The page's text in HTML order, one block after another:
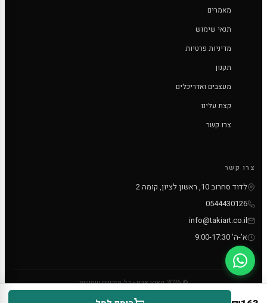
מאמרים
תנאי שימוש
מדיניות פרטיות
תקנון
מעצבים ואדריכלים
קצת עלינו
צרו קשר
צרו קשר
לדוד סחרוב 10, ראשון לציון, קומה 2
0544430126
info@takiart.co.il
א'-ה' 9:00-17:30
© 2026 טאקי ארט - כל הזכויות שמורות